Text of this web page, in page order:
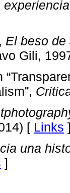
El beso
Gili,
[ Links
una
]